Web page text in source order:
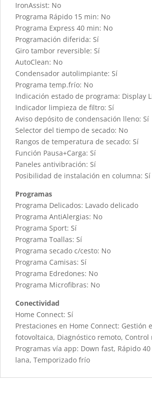
IronAssist: No
Programa Rápido 15 min: No
Programa Express 40 min: No
Programación diferida: Sí
Giro tambor reversible: Sí
AutoClean: No
Condensador autolimpiante: Sí
Programa temp.frío: No
Indicación estado de programa: Display
Indicador limpieza de filtro: Sí
Aviso depósito de condensación lleno: Sí
Selector del tiempo de secado: No
Rangos de temperatura de secado: Sí
Función Pausa+Carga: Sí
Paneles antivibración: Sí
Posibilidad de instalación en columna: Sí
Programas
Programa Delicados: Lavado delicado
Programa AntiAlergias: No
Programa Sport: Sí
Programa Toallas: Sí
Programa secado c/cesto: No
Programa Camisas: Sí
Programa Edredones: No
Programa Microfibras: No
Conectividad
Home Connect: Sí
Prestaciones en Home Connect: Gestión
fotovoltaica, Diagnóstico remoto, Control
Programas vía app: Down fast, Rápido
lana, Temporizado frío